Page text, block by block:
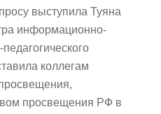
выступила Туяна
информационно-
коллегам
просвещения РФ в